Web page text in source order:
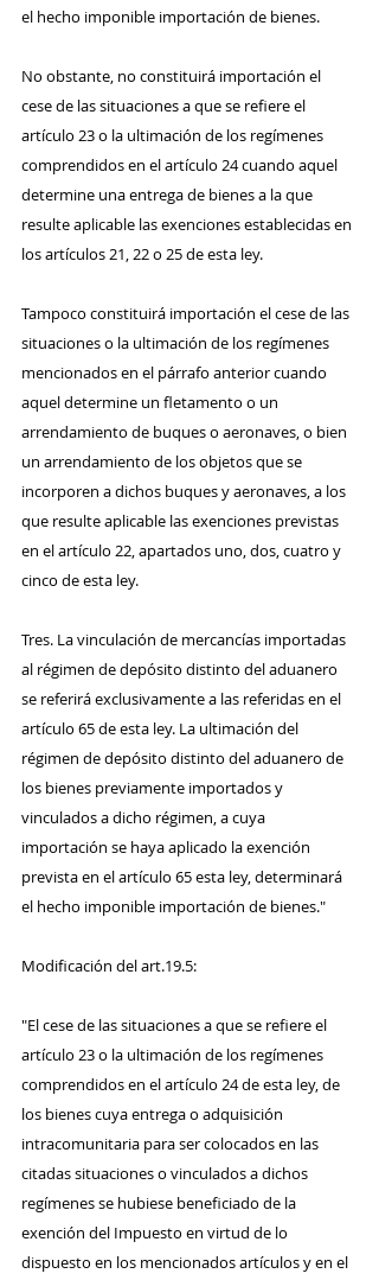
el hecho imponible importación de bienes.
No obstante, no constituirá importación el
cese de las situaciones a que se refiere el
artículo 23 o la ultimación de los regímenes
comprendidos en el artículo 24 cuando aquel
determine una entrega de bienes a la que
resulte aplicable las exenciones establecidas en
los artículos 21, 22 o 25 de esta ley.
Tampoco constituirá importación el cese de las
situaciones o la ultimación de los regímenes
mencionados en el párrafo anterior cuando
aquel determine un fletamento o un
arrendamiento de buques o aeronaves, o bien
un arrendamiento de los objetos que se
incorporen a dichos buques y aeronaves, a los
que resulte aplicable las exenciones previstas
en el artículo 22, apartados uno, dos, cuatro y
cinco de esta ley.
Tres. La vinculación de mercancías importadas
al régimen de depósito distinto del aduanero
se referirá exclusivamente a las referidas en el
artículo 65 de esta ley. La ultimación del
régimen de depósito distinto del aduanero de
los bienes previamente importados y
vinculados a dicho régimen, a cuya
importación se haya aplicado la exención
prevista en el artículo 65 esta ley, determinará
el hecho imponible importación de bienes."
Modificación del art.19.5:
"El cese de las situaciones a que se refiere el
artículo 23 o la ultimación de los regímenes
comprendidos en el artículo 24 de esta ley, de
los bienes cuya entrega o adquisición
intracomunitaria para ser colocados en las
citadas situaciones o vinculados a dichos
regímenes se hubiese beneficiado de la
exención del Impuesto en virtud de lo
dispuesto en los mencionados artículos y en el